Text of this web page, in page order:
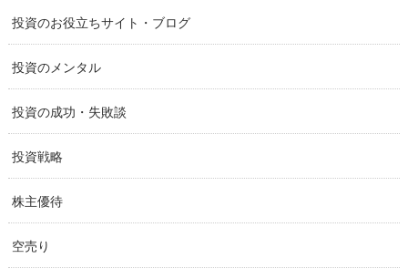
投資のお役立ちサイト・ブログ
投資のメンタル
投資の成功・失敗談
投資戦略
株主優待
空売り